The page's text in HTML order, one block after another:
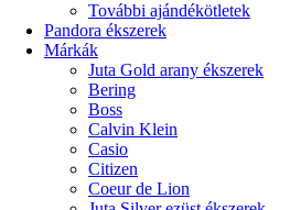
További ajándékötletek
Pandora ékszerek
Márkák
Juta Gold arany ékszerek
Bering
Boss
Calvin Klein
Casio
Citizen
Coeur de Lion